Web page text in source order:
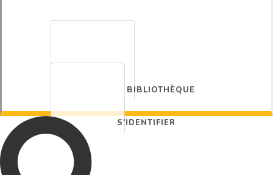
BIBLIOTHÈQUE
S'IDENTIFIER